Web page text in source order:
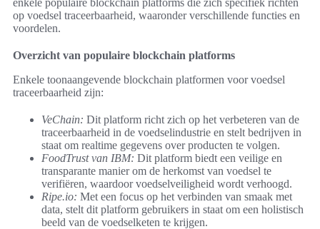
op voedsel traceerbaarheid, waaronder verschillende functies en
voordelen.
Overzicht van populaire blockchain platforms
Enkele toonaangevende blockchain platformen voor voedsel
traceerbaarheid zijn:
VeChain: Dit platform richt zich op het verbeteren van de
traceerbaarheid in de voedselindustrie en stelt bedrijven in
staat om realtime gegevens over producten te volgen.
FoodTrust van IBM: Dit platform biedt een veilige en
transparante manier om de herkomst van voedsel te
verifiëren, waardoor voedselveiligheid wordt verhoogd.
Ripe.io: Met een focus op het verbinden van smaak met
data, stelt dit platform gebruikers in staat om een holistisch
beeld van de voedselketen te krijgen.